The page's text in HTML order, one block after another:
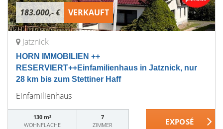
183.000,- € VERKAUFT
Jatznick
HORN IMMOBILIEN ++
RESERVIERT++Einfamilienhaus in Jatznick, nur
28 km bis zum Stettiner Haff
Einfamilienhaus
130 m²
WOHNFLÄCHE
7
ZIMMER